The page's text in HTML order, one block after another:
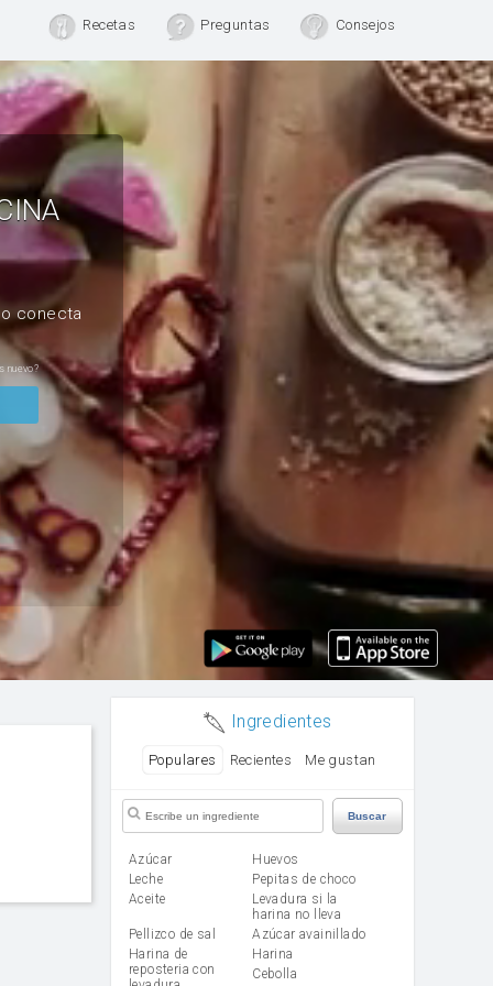
Recetas Preguntas Consejos
conecta
nuevo?
Ingredientes
Populares Recientes Me gustan
Buscar
Azúcar
huevos
leche
Pepitas de choco
aceite
Levadura si la
harina no lleva
Pellizco de sal
Azúcar avainillado
Harina de
reposteria con
harina
cebolla